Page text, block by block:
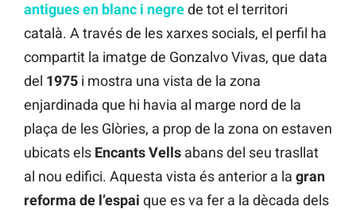
antigues en blanc i negrede tot el territori
català. A través de les xarxes socials, el perfil ha
compartit la imatge de Gonzalvo Vivas, que data
del 1975 i mostra una vista de la zona
enjardinada que hi havia al marge nord de la
plaça de les Glòries, a prop de la zona on estaven
ubicats els EncantsVells abans del seu trasllat
al nou edifici. Aquesta vista és anterior a la gran
reforma de l’espai que es va fer a la dècada dels